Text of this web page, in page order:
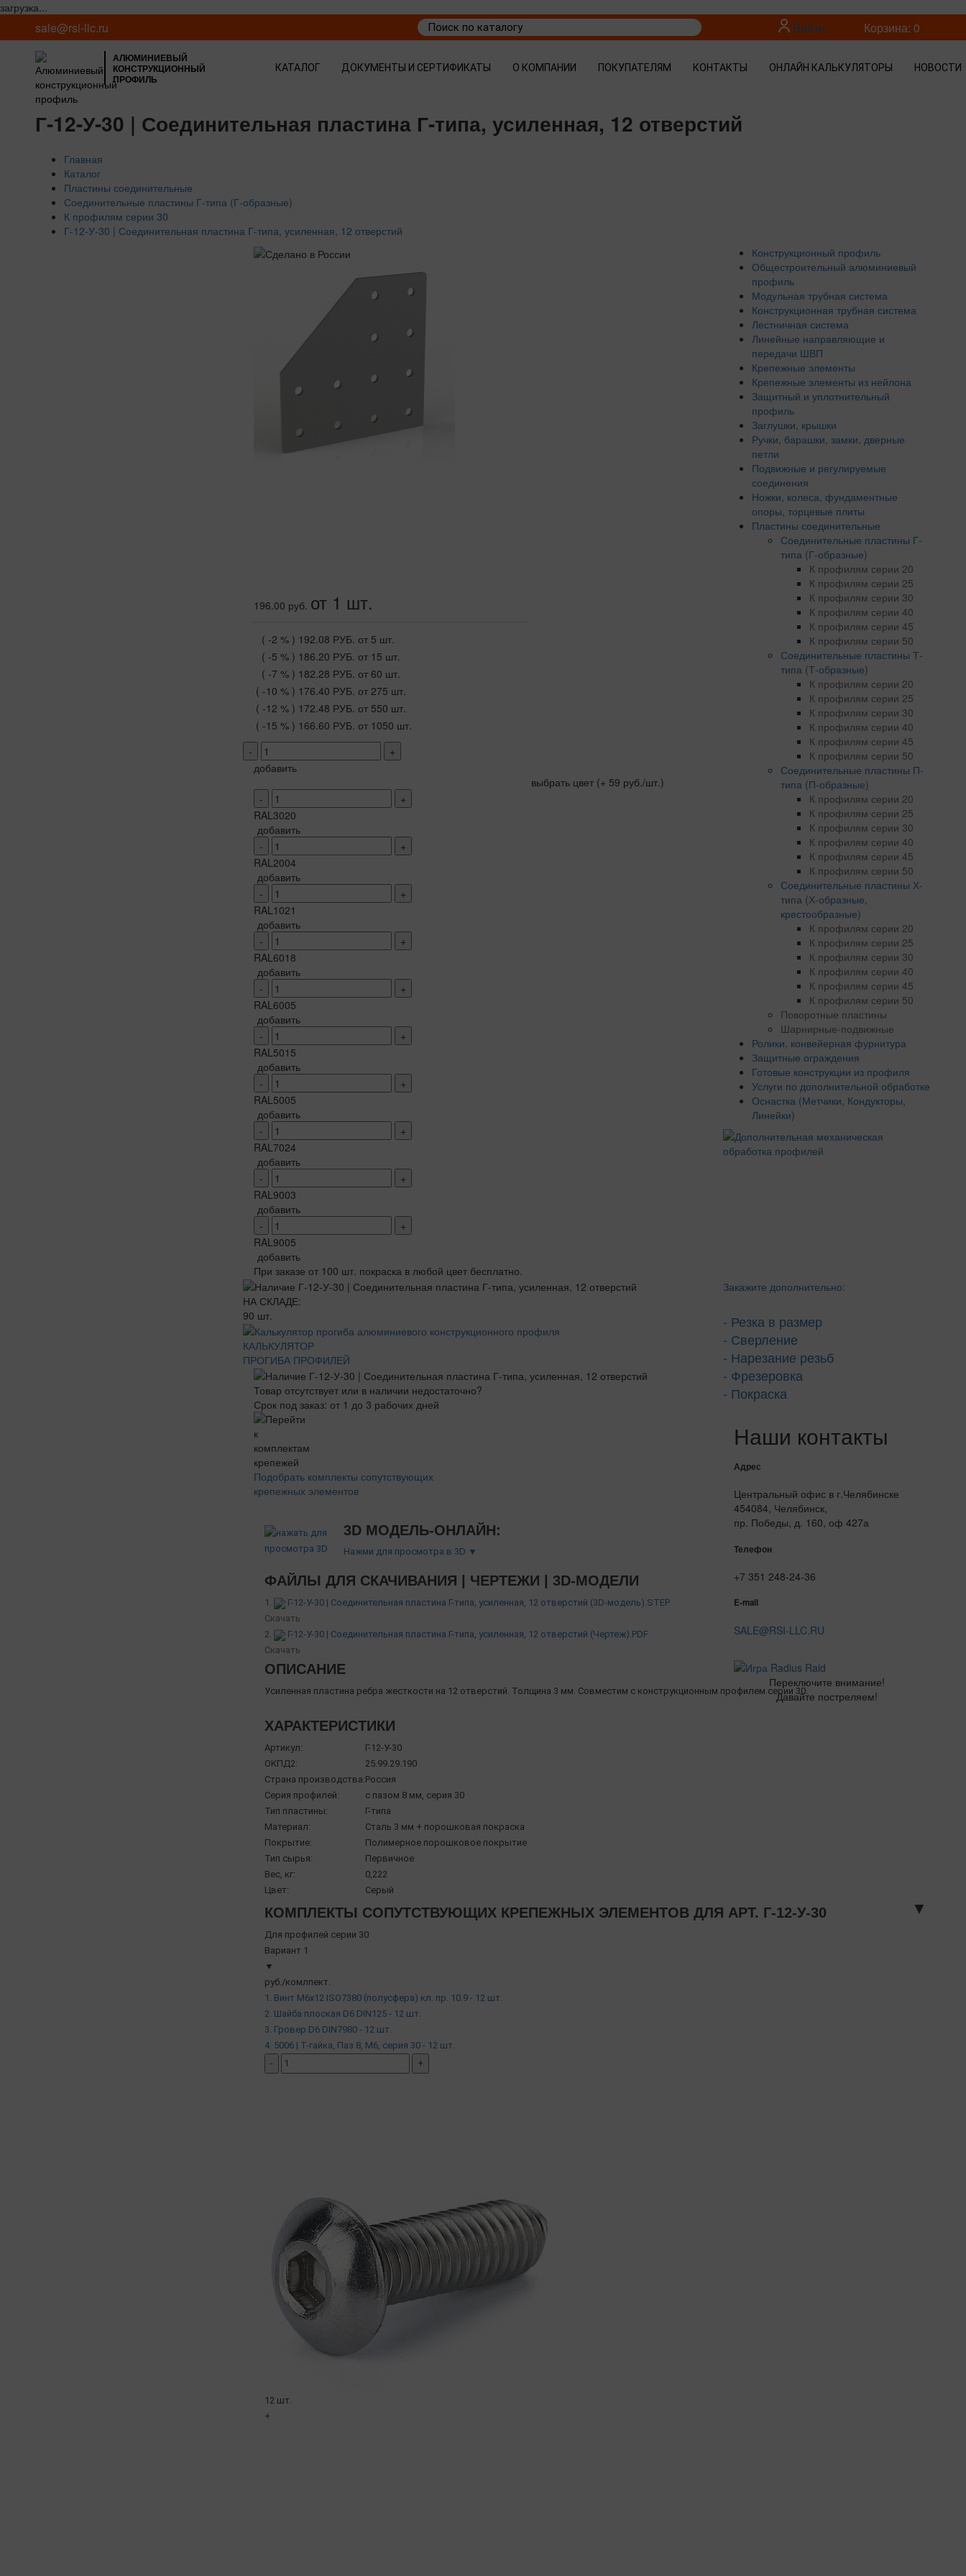
загрузка...
sale@rsi-llc.ru Войти Корзина: 0
АЛЮМИНИЕВЫЙ
КОНСТРУКЦИОННЫЙ
ПРОФИЛЬ
КАТАЛОГ ДОКУМЕНТЫ И СЕРТИФИКАТЫ О КОМПАНИИ ПОКУПАТЕЛЯМ КОНТАКТЫ ОНЛАЙН КАЛЬКУЛЯТОРЫ НОВОСТИ
Г-12-У-30 | Соединительная пластина Г-типа, усиленная, 12 отверстий
Главная
Каталог
Пластины соединительные
Соединительные пластины Г-типа (Г-образные)
К профилям серии 30
Г-12-У-30 | Соединительная пластина Г-типа, усиленная, 12 отверстий
196.00 руб. от 1 шт.
( -2 % ) 192.08 РУБ. от 5 шт.
( -5 % ) 186.20 РУБ. от 15 шт.
( -7 % ) 182.28 РУБ. от 60 шт.
( -10 % ) 176.40 РУБ. от 275 шт.
( -12 % ) 172.48 РУБ. от 550 шт.
( -15 % ) 166.60 РУБ. от 1050 шт.
-
+
добавить
выбрать цвет (+ 59 руб./шт.)
-
+
RAL3020
добавить
-
+
RAL2004
добавить
-
+
RAL1021
добавить
-
+
RAL6018
добавить
-
+
RAL6005
добавить
-
+
RAL5015
добавить
-
+
RAL5005
добавить
-
+
RAL7024
добавить
-
+
RAL9003
добавить
-
+
RAL9005
добавить
При заказе от 100 шт. покраска в любой цвет бесплатно.
НА СКЛАДЕ:
90 шт.
КАЛЬКУЛЯТОР
ПРОГИБА ПРОФИЛЕЙ
Товар отсутствует или в наличии недостаточно?
Срок под заказ: от 1 до 3 рабочих дней
Подобрать комплекты сопутствующих
крепежных элементов
3D МОДЕЛЬ-ОНЛАЙН:
Нажми для просмотра в 3D ▼
ФАЙЛЫ ДЛЯ СКАЧИВАНИЯ | ЧЕРТЕЖИ | 3D-МОДЕЛИ
1.
Г-12-У-30 | Соединительная пластина Г-типа, усиленная, 12 отверстий (3D-модель).STEP
Скачать
2.
Г-12-У-30 | Соединительная пластина Г-типа, усиленная, 12 отверстий (Чертеж).PDF
Скачать
ОПИСАНИЕ
Усиленная пластина ребра жесткости на 12 отверстий. Толщина 3 мм. Совместим с конструкционным профилем серии 30.
ХАРАКТЕРИСТИКИ
Артикул:
Г-12-У-30
ОКПД2:
25.99.29.190
Страна производства:Россия
Серия профилей:
с пазом 8 мм, серия 30
Тип пластины:
Г-типа
Материал:
Сталь 3 мм + порошковая покраска
Покрытие:
Полимерное порошковое покрытие
Тип сырья:
Первичное
Вес, кг:
0,222
Цвет:
Серый
КОМПЛЕКТЫ СОПУТСТВУЮЩИХ КРЕПЕЖНЫХ ЭЛЕМЕНТОВ ДЛЯ АРТ. Г-12-У-30 ▼
Для профилей серии 30
Вариант 1
▼
руб./комлпект.
1. Винт М6х12 ISO7380 (полусфера) кл. пр. 10.9 - 12 шт.
2. Шайба плоская D6 DIN125 - 12 шт.
3. Гровер D6 DIN7980 - 12 шт.
4. 5006 | Т-гайка, Паз 8, М6, серия 30 - 12 шт.
-
+
12 шт.
+
Конструкционный профиль
Общестроительный алюминиевый
профиль
Модульная трубная система
Конструкционная трубная система
Лестничная система
Линейные направляющие и
передачи ШВП
Крепежные элементы
Крепежные элементы из нейлона
Защитный и уплотнительный
профиль
Заглушки, крышки
Ручки, барашки, замки, дверные
петли
Подвижные и регулируемые
соединения
Ножки, колеса, фундаментные
опоры, торцевые плиты
Пластины соединительные
Соединительные пластины Г-
типа (Г-образные)
К профилям серии 20
К профилям серии 25
К профилям серии 30
К профилям серии 40
К профилям серии 45
К профилям серии 50
Соединительные пластины Т-
типа (Т-образные)
К профилям серии 20
К профилям серии 25
К профилям серии 30
К профилям серии 40
К профилям серии 45
К профилям серии 50
Соединительные пластины П-
типа (П-образные)
К профилям серии 20
К профилям серии 25
К профилям серии 30
К профилям серии 40
К профилям серии 45
К профилям серии 50
Соединительные пластины Х-
типа (Х-образные,
крестообразные)
К профилям серии 20
К профилям серии 25
К профилям серии 30
К профилям серии 40
К профилям серии 45
К профилям серии 50
Поворотные пластины
Шарнирные-подвижные
Ролики, конвейерная фурнитура
Защитные ограждения
Готовые конструкции из профиля
Услуги по дополнительной обработке
Оснастка (Метчики, Кондукторы,
Линейки)
Закажите дополнительно:
- Резка в размер
- Сверление
- Нарезание резьб
- Фрезеровка
- Покраска
Наши контакты
Адрес
Центральный офис в г.Челябинске
454084, Челябинск,
пр. Победы, д. 160, оф 427а
Телефон
+7 351 248-24-36
E-mail
SALE@RSI-LLC.RU
Переключите внимание!
Давайте постреляем!